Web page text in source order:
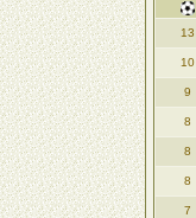
13
10
9
8
8
8
7